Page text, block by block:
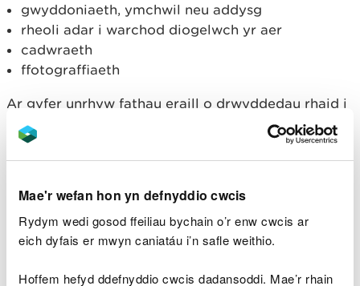
Mae'r wefan hon yn defnyddio cwcis
Rydym wedi gosod ffeiliau bychain o’r enw cwcis ar
eich dyfais er mwyn caniatáu i’n safle weithio.
Hoffem hefyd ddefnyddio cwcis dadansoddi. Mae’r rhain
gwyddoniaeth, ymchwil neu addysg
rheoli adar i warchod diogelwch yr aer
cadwraeth
ffotograffiaeth
Ar gyfer unrhyw fathau eraill o drwyddedau rhaid i
chi wneud cais am drwydded newydd.
Gwyddoniaeth, ymchwil,
ffotograffiaeth neu addysg